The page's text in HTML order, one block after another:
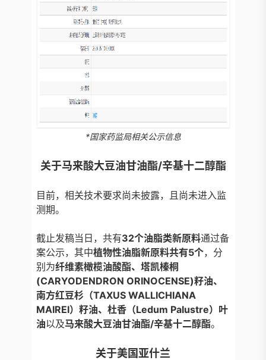
*国家药监局相关公示信息
关于马来酸大豆油甘油酯/辛基十二醇酯
目前，相关技术要求尚未披露，且尚未进入监
测期。
截止发稿当日，共有32个油脂类新原料通过备
案公示，其中植物性油脂新原料共有5个，分
别为纤维素橄榄油酸酯、塔凯榛桐
(CARYODENDRON ORINOCENSE)籽油、
南方红豆杉（TAXUS WALLICHIANA
MAIREI）籽油、杜香（Ledum Palustre）叶
油以及马来酸大豆油甘油酯/辛基十二醇酯。
关于美国亚什兰